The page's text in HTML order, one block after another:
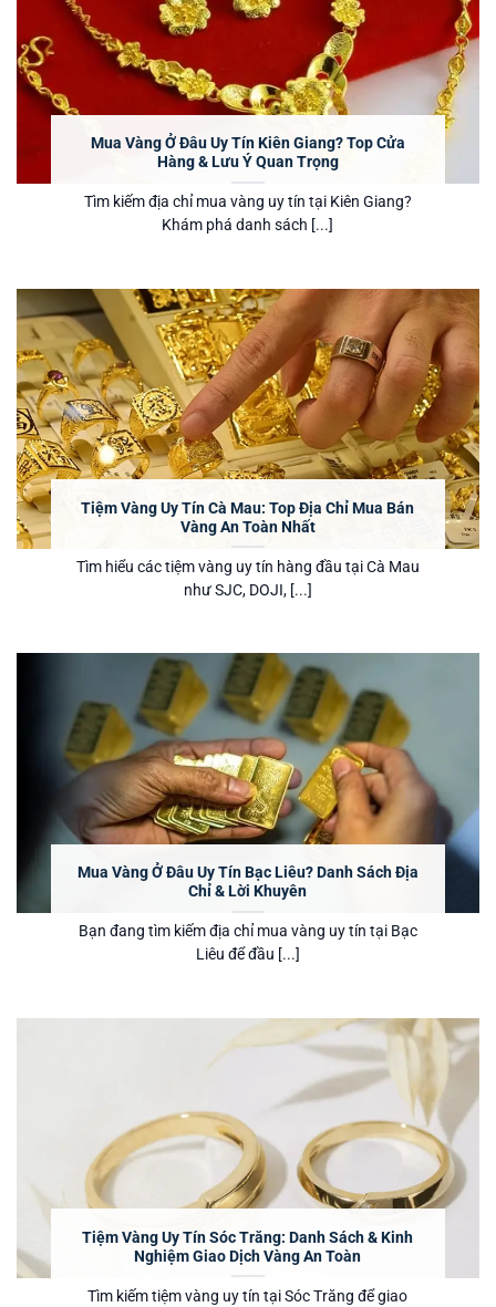
Mua Vàng Ở Đâu Uy Tín Kiên Giang? Top Cửa
Hàng & Lưu Ý Quan Trọng
Tìm kiếm địa chỉ mua vàng uy tín tại Kiên Giang?
Khám phá danh sách [...]
Tiệm Vàng Uy Tín Cà Mau: Top Địa Chỉ Mua Bán
Vàng An Toàn Nhất
Tìm hiểu các tiệm vàng uy tín hàng đầu tại Cà Mau
như SJC, DOJI, [...]
Mua Vàng Ở Đâu Uy Tín Bạc Liêu? Danh Sách Địa
Chỉ & Lời Khuyên
Bạn đang tìm kiếm địa chỉ mua vàng uy tín tại Bạc
Liêu để đầu [...]
Tiệm Vàng Uy Tín Sóc Trăng: Danh Sách & Kinh
Nghiệm Giao Dịch Vàng An Toàn
Tìm kiếm tiệm vàng uy tín tại Sóc Trăng để giao